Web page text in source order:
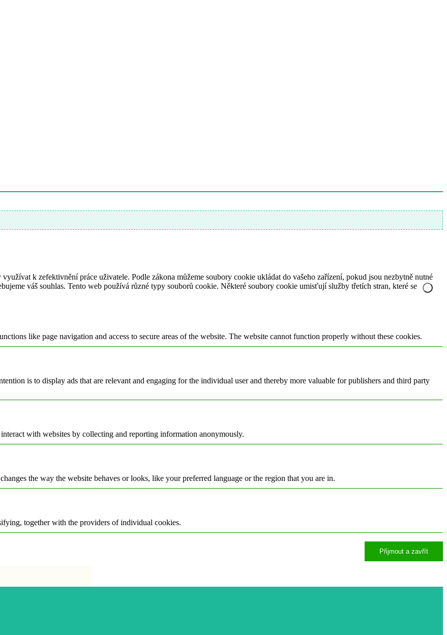
k zefektivnění práce uživatele. Podle zákona můžeme soubory cookie ukládat do vašeho zařízení, pokud jsou nezbytně nutné
váš souhlas. Tento web používá různé typy souborů cookie. Některé soubory cookie umisťují služby třetích stran, které se
like page navigation and access to secure areas of the website. The website cannot function properly without these cookies.
is to display ads that are relevant and engaging for the individual user and thereby more valuable for publishers and third party
with websites by collecting and reporting information anonymously.
the way the website behaves or looks, like your preferred language or the region that you are in.
together with the providers of individual cookies.
Přijmout a zavřít